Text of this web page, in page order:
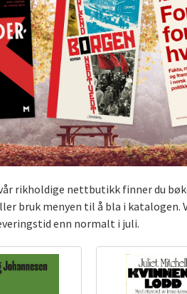
rikholdige nettbutikk finner du
bruk menyen til å bla i katalogen.
enn normalt i juli.